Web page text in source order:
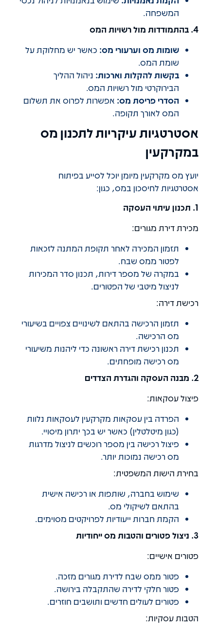
המשפחה.
4. בהתמודדות מול רשויות המס
שומות מס וערעורי מס: כאשר יש מחלוקת על
שומת המס.
בקשות להקלות וארכות: ניהול ההליך
הבירוקרטי מול רשויות המס.
הסדרי פריסת מס: אפשרות לפרוס את תשלום
המס לאורך תקופה.
אסטרטגיות עיקריות לתכנון מס
במקרקעין
יועץ מס מקרקעין מיומן יוכל לסייע בפיתוח
אסטרטגיות לחיסכון במס, כגון:
1. תכנון עיתוי העסקה
מכירת דירת מגורים:
תזמון המכירה לאחר תקופת המתנה לזכאות
לפטור ממס שבח.
במקרה של מספר דירות, תכנון סדר המכירות
לניצול מיטבי של הפטורים.
רכישת דירה:
תזמון הרכישה בהתאם לשינויים צפויים בשיעורי
מס הרכישה.
תכנון רכישת דירה ראשונה כדי ליהנות משיעורי
מס רכישה מופחתים.
2. מבנה העסקה והגדרת הצדדים
פיצול עסקאות:
הפרדה בין עסקאות מקרקעין לעסקאות נלוות
(כגון מיטלטלין) כאשר יש בכך יתרון מיסויי.
פיצול רכישה בין מספר רוכשים לניצול מדרגות
מס רכישה נמוכות יותר.
בחירת הישות המשפטית:
שימוש בחברה, שותפות או רכישה אישית
בהתאם לשיקולי מס.
הקמת חברות ייעודיות לפרויקטים מסוימים.
3. ניצול פטורים והטבות מס ייחודיות
פטורים אישיים:
פטור ממס שבח לדירת מגורים מזכה.
פטור חלקי לדירה שהתקבלה בירושה.
פטורים לעולים חדשים ותושבים חוזרים.
הטבות עסקיות: